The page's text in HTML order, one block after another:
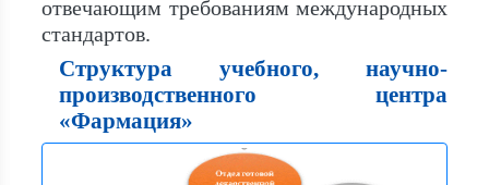
отвечающим требованиям международных
стандартов.
Структура учебного, научно-
производственного центра
«Фармация»